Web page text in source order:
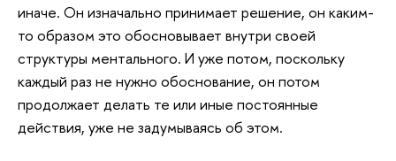
иначе. Он изначально принимает решение, он каким-
то образом это обосновывает внутри своей
структуры ментального. И уже потом, поскольку
каждый раз не нужно обоснование, он потом
продолжает делать те или иные постоянные
действия, уже не задумываясь об этом.